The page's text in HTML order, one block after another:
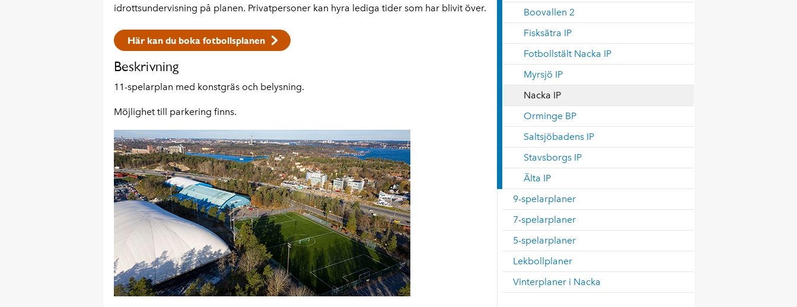
Boovallen 2
Fisksätra IP
Fotbollstält Nacka IP
Myrsjö IP
Nacka IP
Orminge BP
Saltsjöbadens IP
Stavsborgs IP
Älta IP
9-spelarplaner
7-spelarplaner
5-spelarplaner
Lekbollplaner
Vinterplaner i Nacka
idrottsundervisning på planen. Privatpersoner kan hyra lediga tider som har blivit över.
Här kan du boka fotbollsplanen
Beskrivning
11-spelarplan med konstgräs och belysning.
Möjlighet till parkering finns.